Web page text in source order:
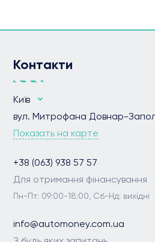
Контакти
Київ
вул. Митрофана Довнар-
Показать на карте
+38 (063) 938 57 57
Для отримання фінансування
Пн-Пт: 09:00-18:00, Сб-Нд: вихідні
info@automoney.com.ua